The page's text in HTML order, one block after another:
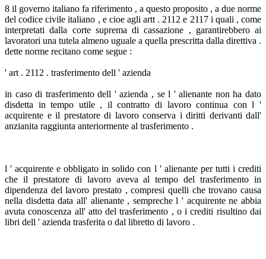
8 il governo italiano fa riferimento , a questo proposito , a due norme
del codice civile italiano , e cioe agli artt . 2112 e 2117 i quali , come
interpretati dalla corte suprema di cassazione , garantirebbero ai
lavoratori una tutela almeno uguale a quella prescritta dalla direttiva .
dette norme recitano come segue :
' art . 2112 . trasferimento dell ' azienda
in caso di trasferimento dell ' azienda , se l ' alienante non ha dato
disdetta in tempo utile , il contratto di lavoro continua con l '
acquirente e il prestatore di lavoro conserva i diritti derivanti dall'
anzianita raggiunta anteriormente al trasferimento .
l ' acquirente e obbligato in solido con l ' alienante per tutti i crediti
che il prestatore di lavoro aveva al tempo del trasferimento in
dipendenza del lavoro prestato , compresi quelli che trovano causa
nella disdetta data all' alienante , sempreche l ' acquirente ne abbia
avuta conoscenza all' atto del trasferimento , o i crediti risultino dai
libri dell ' azienda trasferita o dal libretto di lavoro .